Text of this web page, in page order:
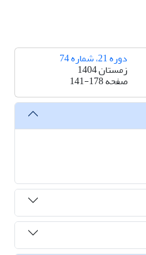
دوره 21، شماره 74
زمستان 1404
صفحه141-178